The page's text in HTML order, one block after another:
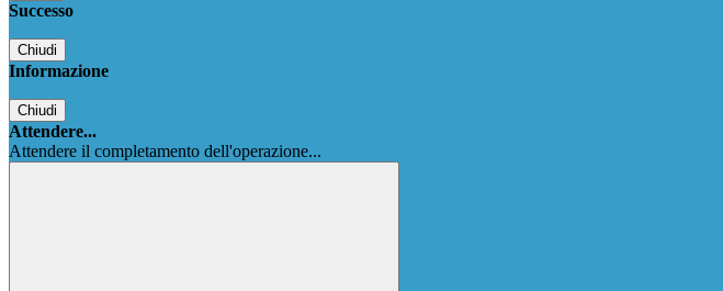
Successo
Chiudi
Informazione
Chiudi
Attendere...
Attendere il completamento dell'operazione...